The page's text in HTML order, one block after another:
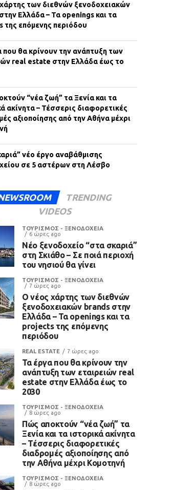
των διεθνών ξενοδοχειακών
Ελλάδα – Τα openings και τα
της επόμενης περιόδου
που θα κρίνουν την ανάπτυξη των
real estate στην Ελλάδα έως το
“νέα ζωή” τα Ξενία και τα
ακίνητα – Τέσσερις διαφορετικές
αξιοποίησης από την Αθήνα μέχρι
νέο έργο αναβάθμισης
σε 5 αστέρων στη Λέσβο
TRENDING
VIDEOS
ΤΟΥΡΙΣΜΟΣ - ΞΕΝΟΔΟΧΕΙΑ
6 ώρες ago
Νέο ξενοδοχείο “στα σκαριά”
στη Σκιάθο – Σε ποιά περιοχή
του νησιού θα γίνει
ΤΟΥΡΙΣΜΟΣ - ΞΕΝΟΔΟΧΕΙΑ
7 ώρες ago
Ο νέος χάρτης των διεθνών
ξενοδοχειακών brands στην
Ελλάδα – Τα openings και τα
projects της επόμενης
περιόδου
REAL ESTATE 7 ώρες ago
Τα έργα που θα κρίνουν την
ανάπτυξη των εταιρειών real
estate στην Ελλάδα έως το
2030
ΤΟΥΡΙΣΜΟΣ - ΞΕΝΟΔΟΧΕΙΑ
8 ώρες ago
Πώς αποκτούν “νέα ζωή” τα
Ξενία και τα ιστορικά ακίνητα
– Τέσσερις διαφορετικές
διαδρομές αξιοποίησης από
την Αθήνα μέχρι Κομοτηνή
ΤΟΥΡΙΣΜΟΣ - ΞΕΝΟΔΟΧΕΙΑ
8 ώρες ago